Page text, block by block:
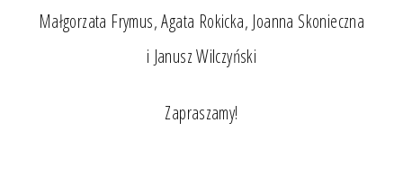
Małgorzata Frymus, Agata Rokicka, Joanna Skonieczna
i Janusz Wilczyński
Zapraszamy!